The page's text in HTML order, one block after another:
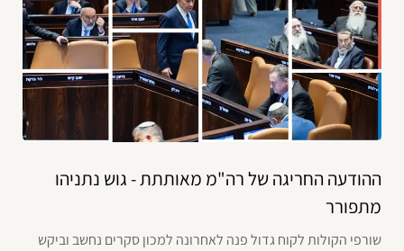
ההודעה החריגה של רה"מ מאותתת - גוש נתניהו
מתפורר
שורפי הקולות לקוח גדול פנה לאחרונה למכון סקרים נחשב וביקש